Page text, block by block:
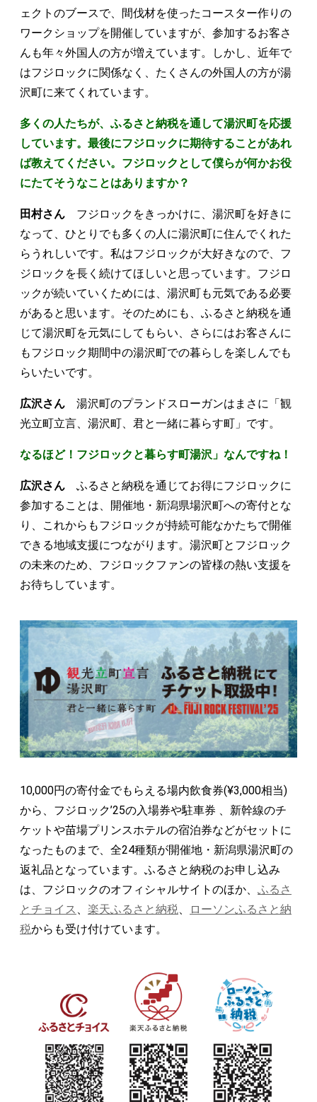
ェクトのブースで、間伐材を使ったコースター作りの
ワークショップを開催していますが、参加するお客さ
んも年々外国人の方が増えています。しかし、近年で
はフジロックに関係なく、たくさんの外国人の方が湯
沢町に来てくれています。
多くの人たちが、ふるさと納税を通して湯沢町を応援
しています。最後にフジロックに期待することがあれ
ば教えてください。フジロックとして僕らが何かお役
にたてそうなことはありますか？
田村さん フジロックをきっかけに、湯沢町を好きに
なって、ひとりでも多くの人に湯沢町に住んでくれた
らうれしいです。私はフジロックが大好きなので、フ
ジロックを長く続けてほしいと思っています。フジロ
ックが続いていくためには、湯沢町も元気である必要
があると思います。そのためにも、ふるさと納税を通
じて湯沢町を元気にしてもらい、さらにはお客さんに
もフジロック期間中の湯沢町での暮らしを楽しんでも
らいたいです。
広沢さん 湯沢町のプランドスローガンはまさに「観
光立町立言、湯沢町、君と一緒に暮らす町」です。
なるほど！フジロックと暮らす町湯沢」なんですね！
広沢さん ふるさと納税を通じてお得にフジロックに
参加することは、開催地・新潟県場沢町への寄付とな
り、これからもフジロックが持続可能なかたちで開催
できる地域支援につながります。湯沢町とフジロック
の未来のため、フジロックファンの皆様の熱い支援を
お待ちしています。
10,000円の寄付金でもらえる場内飲食券(¥3,000相当)
から、フジロック’25の入場券や駐車券 、新幹線のチ
ケットや苗場プリンスホテルの宿泊券などがセットに
なったものまで、全24種類が開催地・新潟県湯沢町の
返礼品となっています。ふるさと納税のお申し込み
は、フジロックのオフィシャルサイトのほか、 ふるさ
とチョイス 、 楽天ふるさと納税、
ローソンふるさと納
税からも受け付けています。